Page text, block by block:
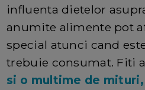
influenta dietelor
anumite alimente pot
special atunci cand
trebuie consumat. Fiti
si o multime de